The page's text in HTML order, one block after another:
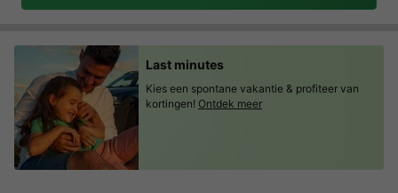
Last minutes
Kies een spontane vakantie & profiteer van
kortingen! Ontdek meer